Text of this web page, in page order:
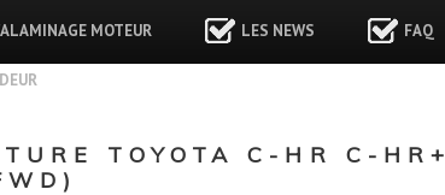
MOTEUR LES NEWS FAQ
TOYOTA C-HR C-HR+